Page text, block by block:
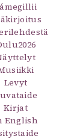
Levyt
Kirjat
English